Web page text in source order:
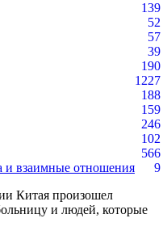
139
52
57
39
190
1227
188
159
246
102
566
и взаимные отношения
9
Китая произошел
и людей, которые